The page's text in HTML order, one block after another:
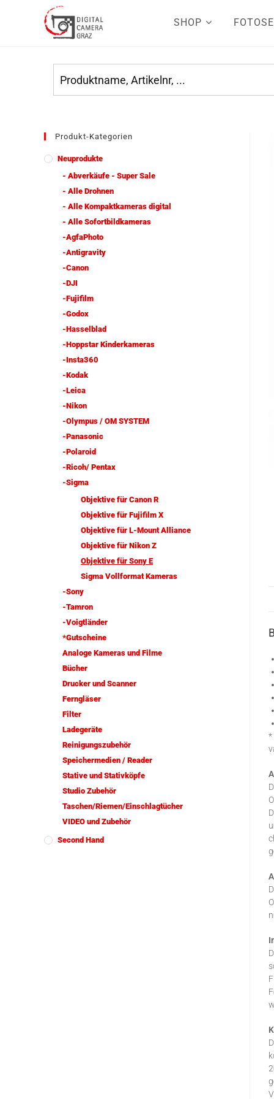
SHOP
*
Produkt-Kategorien
Neuprodukte
- Abverkäufe - Super Sale
- Alle Drohnen
- Alle Kompaktkameras digital
- Alle Sofortbildkameras
-AgfaPhoto
-Antigravity
-Canon
-DJI
-Fujifilm
-Godox
-Hasselblad
-Hoppstar Kinderkameras
-Insta360
-Kodak
-Leica
-Nikon
-Olympus / OM SYSTEM
-Panasonic
-Polaroid
-Ricoh/ Pentax
-Sigma
Objektive für Canon R
Objektive für Fujifilm X
Objektive für L-Mount Alliance
Objektive für Nikon Z
Objektive für Sony E
Sigma Vollformat Kameras
-Sony
-Tamron
-Voigtländer
*Gutscheine
Analoge Kameras und Filme
Bücher
Drucker und Scanner
Ferngläser
Filter
Ladegeräte
Reinigungszubehör
Speichermedien / Reader
Stative und Stativköpfe
Studio Zubehör
Taschen/Riemen/Einschlagtücher
VIDEO und Zubehör
Second Hand